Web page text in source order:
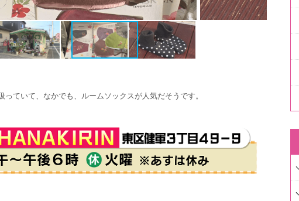
っていて、なかでも、ルームソックスが人気だそうです。